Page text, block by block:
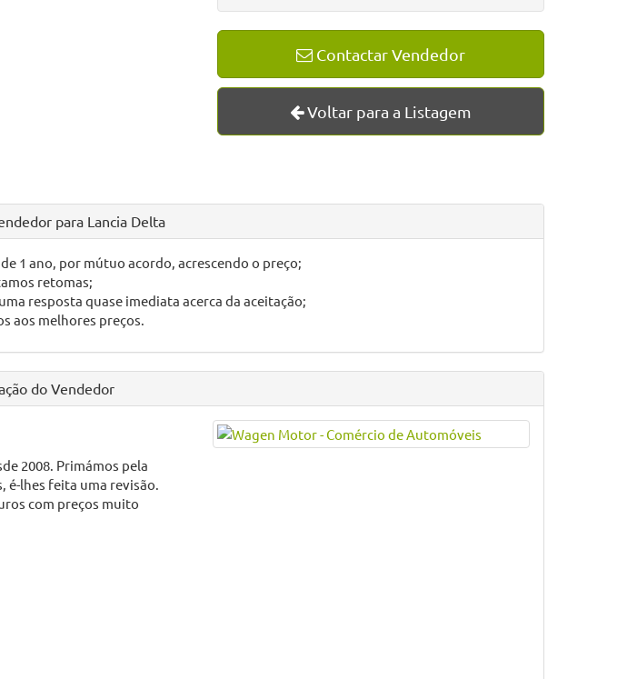
Contactar Vendedor
Voltar para a Listagem
para Lancia Delta
1 ano, por mútuo acordo, acrescendo o preço;
retomas;
resposta quase imediata acerca da aceitação;
aos melhores preços.
do Vendedor
2008. Primámos pela
é-lhes feita uma revisão.
com preços muito